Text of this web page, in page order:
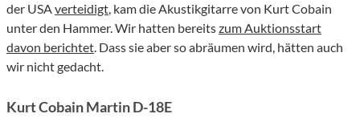
der USAverteidigt, kam die Akustikgitarre von Kurt Cobain
unter den Hammer. Wir hatten bereitszum Auktionsstart
davon berichtet. Dass sie aber so abräumen wird, hätten auch
wir nicht gedacht.
Kurt Cobain Martin D-18E